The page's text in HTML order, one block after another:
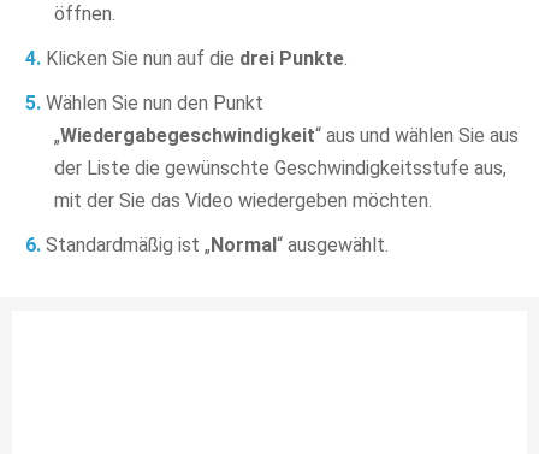
öffnen.
Klicken Sie nun auf die drei Punkte
Wählen Sie nun den Punkt
„Wiedergabegeschwindigkeit“ aus und wählen Sie aus
der Liste die gewünschte Geschwindigkeitsstufe aus,
mit der Sie das Video wiedergeben möchten.
Standardmäßig ist „Normal“ ausgewählt.